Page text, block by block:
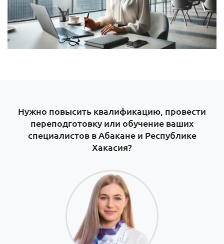
Нужно повысить квалификацию, провести
переподготовку или обучение ваших
специалистов в Абакане и Республике
Хакасия?